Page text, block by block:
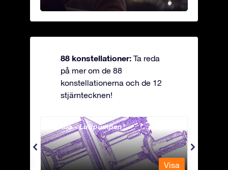
88 konstellationer: Ta reda
på mer om de 88
konstellationerna och de 12
stjärntecknen!
Antlia - Luftpumpen
Visa